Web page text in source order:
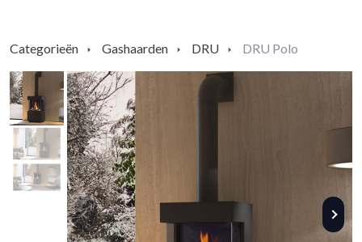
Categorieën Gashaarden DRU DRU Polo